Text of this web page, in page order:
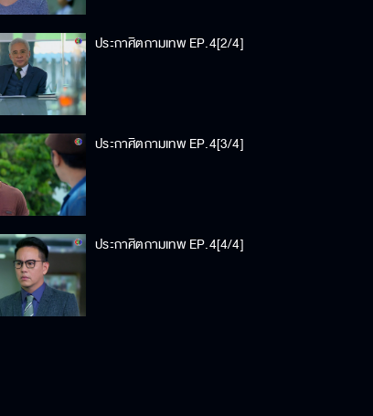
ประกาศิตกามเทพ EP.4[2/4]
ประกาศิตกามเทพ EP.4[3/4]
ประกาศิตกามเทพ EP.4[4/4]